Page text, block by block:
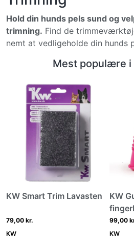
Hold din hunds pels sund og
trimning. Find de
nemt at vedligeholde din hunds
Mest populære i
KW Smart Trim Lavasten
79,00 kr.
KW
KW
99,00
KW